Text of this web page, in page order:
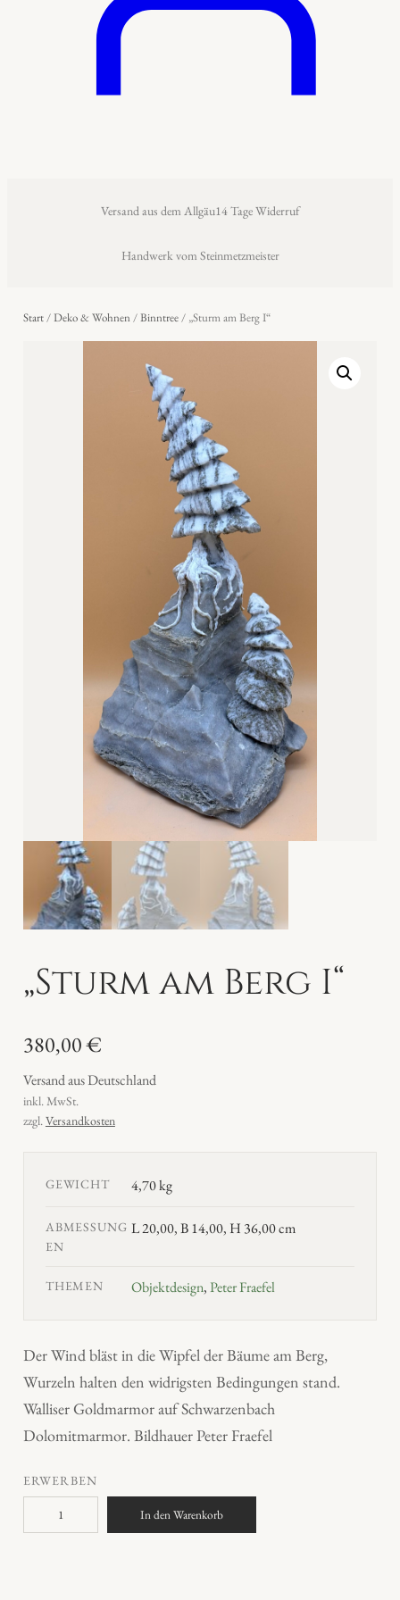
Versand aus dem Allgäu14 Tage Widerruf
Handwerk vom Steinmetzmeister
Start/Deko & Wohnen/Binntree/ „Sturm am Berg I“
„Sturm am Berg I“
380,00€
Versand aus Deutschland
inkl. MwSt.
zzgl.Versandkosten
GEWICHT 4,70 kg
ABMESSUNG
EN
L 20,00, B 14,00, H 36,00 cm
THEMEN Objektdesign,Peter Fraefel
Der Wind bläst in die Wipfel der Bäume am Berg,
Wurzeln halten den widrigsten Bedingungen stand.
Walliser Goldmarmor auf Schwarzenbach
Dolomitmarmor. Bildhauer Peter Fraefel
ERWERBEN
S
In den Warenkorb